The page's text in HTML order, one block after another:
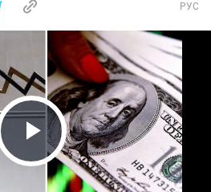
РУС
Play Video